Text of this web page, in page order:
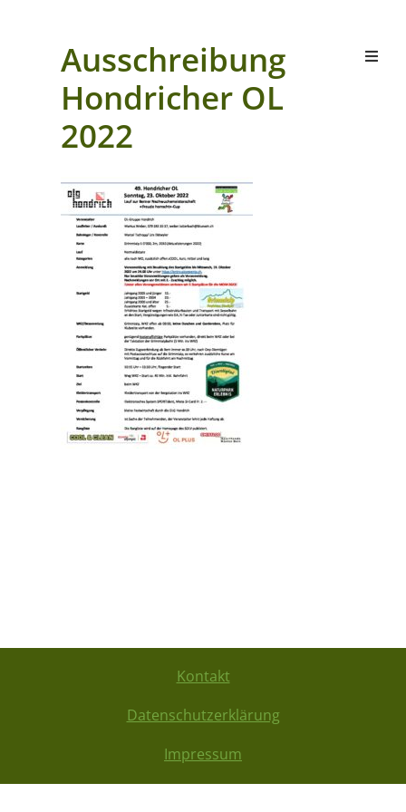
Ausschreibung
Hondricher OL
2022
Kontakt
Datenschutzerklärung
Impressum